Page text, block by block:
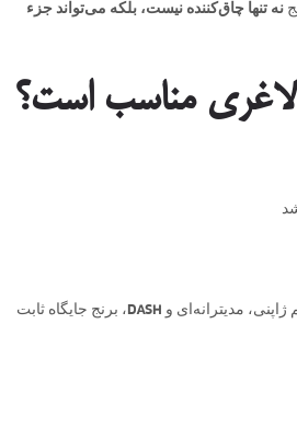
نه تنها چاق‌کننده نیست، بلکه می‌تواند جزء
لاغری مناسب است؟
در بسیاری از رژیم‌ها مانند رژیم ژاپنی، مدیترانه‌ای و DASH، برنج جایگاه ثابت